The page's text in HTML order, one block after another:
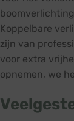
Koppelbare
zijn van
voor extra
opnemen, we